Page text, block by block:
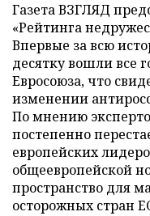
Газета ВЗГЛЯД
«Рейтинга
Впервые за всю
десятку вошли все
Евросоюза, что
изменении
По мнению
постепенно
европейских
общеевропейской
пространство для
осторожных стран